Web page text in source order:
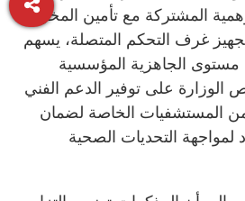
المشتركة مع تأمين المخزون
غرف التحكم المتصلة، يسهم
الجاهزية المؤسسية
الوزارة على توفير الدعم الفني
المستشفيات الخاصة لضمان
لمواجهة التحديات الصحية